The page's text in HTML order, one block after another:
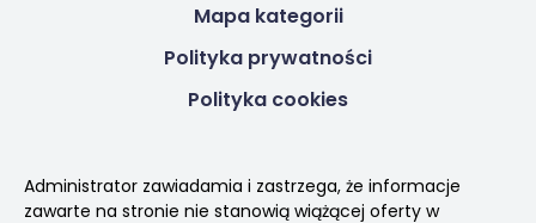
Mapa kategorii
Polityka prywatności
Polityka cookies
Administrator zawiadamia i zastrzega, że informacje
zawarte na stronie nie stanowią wiążącej oferty w